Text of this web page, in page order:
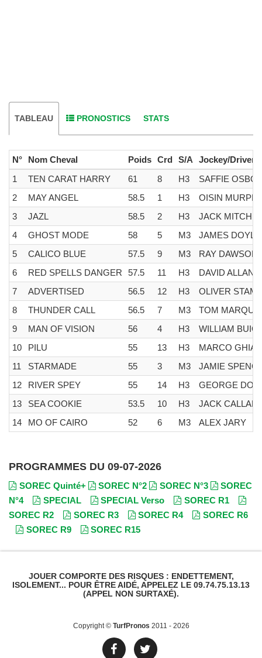
TABLEAU PRONOSTICS STATS
N° Nom Cheval Poids Crd S/A
Jockey/Driver
1
TEN CARAT HARRY 61 8 H3
SAFFIE
2
MAY ANGEL 58.5 1 H3
OISIN
3
JAZL 58.5 2 H3
JACK
4
GHOST MODE 58 5 M3
JAMES DOYLE
5
CALICO BLUE 57.5 9 M3
RAY DAWSON
6
RED SPELLS DANGER 57.5 11 H3
DAVID ALLAN
7
ADVERTISED 56.5 12 H3
OLIVER
8
THUNDER CALL 56.5 7 M3
TOM
9
MAN OF VISION 56 4 H3
WILLIAM
10
PILU 55 13 H3
MARCO
11
STARMADE 55 3 M3
JAMIE
12
RIVER SPEY 55 14 H3
GEORGE
13
SEA COOKIE 53.5 10 H3
JACK CALLAN
14
MO OF CAIRO 52 6 M3 ALEX JARY
PROGRAMMES DU 09-07-2026
SOREC Quinté+ SOREC N°2 SOREC N°3
SOREC
N°4
SPECIAL SPECIAL Verso
SOREC R1
SOREC R2
SOREC R3 SOREC R4
SOREC R6
SOREC R9
SOREC R15
JOUER COMPORTE DES RISQUES : ENDETTEMENT,
ISOLEMENT... POUR ÊTRE AIDÉ, APPELEZ LE 09.74.75.13.13
(APPEL NON SURTAXÉ).
Copyright © TurfPronos 2011 - 2026